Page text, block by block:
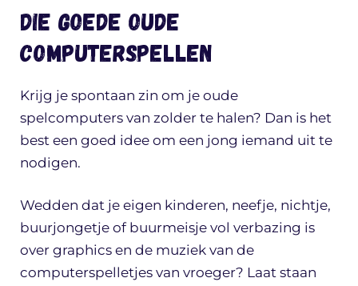
Die goede Oude
computerspellen
Krijg je spontaan zin om je oude
spelcomputers van zolder te halen? Dan is het
best een goed idee om een jong iemand uit te
nodigen.
Wedden dat je eigen kinderen, neefje, nichtje,
buurjongetje of buurmeisje vol verbazing is
over graphics en de muziek van de
computerspelletjes van vroeger? Laat staan